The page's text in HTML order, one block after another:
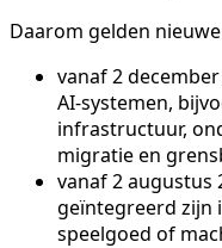
Daarom gelden
vanaf 2
AI-systemen,
infrastructuur,
migratie en
vanaf 2 augustus
geïntegreerd zijn
speelgoed of